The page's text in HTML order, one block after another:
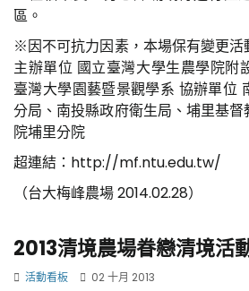
區。
※因不可抗力因素，本場保有變更活
主辦單位 國立臺灣大學生農學院附
臺灣大學園藝暨景觀學系 協辦單位
分局、南投縣政府衛生局、埔里基
院埔里分院
超連結：http://mf.ntu.edu.tw/
（台大梅峰農場 2014.02.28）
2013清境農場眷戀清境活
活動看板 02 十月 2013